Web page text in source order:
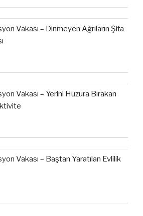
Vakası – Dinmeyen Ağrıların Şifa
Vakası – Yerini Huzura Bırakan
Vakası – Baştan Yaratılan Evlilik